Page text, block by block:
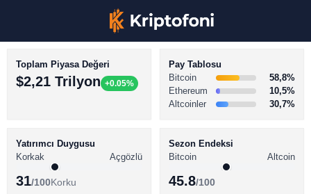
BİTCOİN HABERLERİ
ALTCOİN HABERLERİ
Toplam Piyasa Değeri
$2,21 Trilyon +0.05%
Pay Tablosu
Bitcoin
58,8%
Ethereum
10,5%
Altcoinler
30,7%
Yatırımcı Duygusu
Korkak
Açgözlü
31/100Korku
Sezon Endeksi
Bitcoin
Altcoin
45.8/100